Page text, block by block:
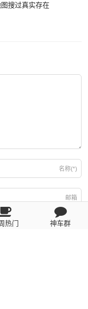
搜过真实存在
名称(*)
邮箱
热门 神车群